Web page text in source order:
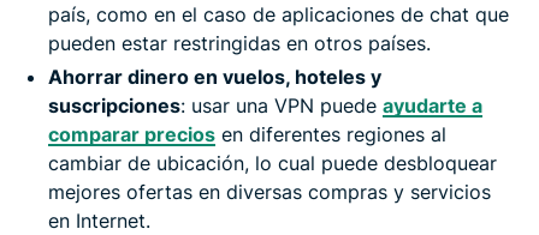
país, como en el caso de aplicaciones de chat que
pueden estar restringidas en otros países.
Ahorrar dinero en vuelos, hoteles y
suscripciones: usar una VPN puede ayudarte a
comparar precios en diferentes regiones al
cambiar de ubicación, lo cual puede desbloquear
mejores ofertas en diversas compras y servicios
en Internet.